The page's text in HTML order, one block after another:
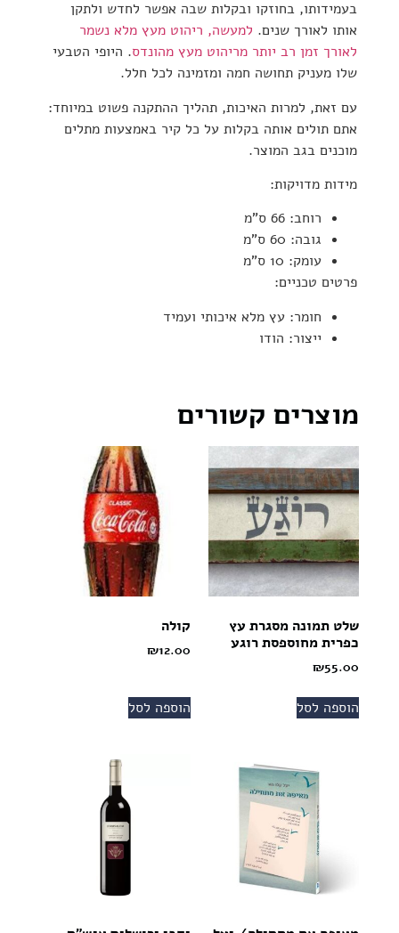
בעמידותו, בחוזקו ובקלות שבה אפשר לחדש ולתקן
אותו לאורך שנים. למעשה, ריהוט מעץ מלא נשמר
לאורך זמן רב יותר מריהוט מעץ מהונדס. היופי הטבעי
שלו מעניק תחושה חמה ומזמינה לכל חלל.
עם זאת, למרות האיכות,תהליך ההתקנה פשוט במיוחד:
אתם תולים אותה בקלות על כל קיר באמצעות מתלים
מוכנים בגב המוצר.
מידות מדויקות:
רוחב: 66 ס"מ
גובה: 60 ס"מ
עומק: 10 ס"מ
פרטים טכניים:
חומר: עץ מלא איכותי ועמיד
ייצור: הודו
מוצרים קשורים
שלט תמונה מסגרת עץ
כפרית מחוספסת רוגע
₪55.00
הוספה לסל
קולה
₪12.00
הוספה לסל